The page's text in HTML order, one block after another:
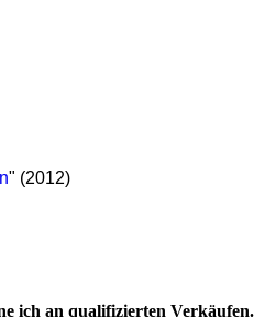
" (2012)
ich an qualifizierten Verkäufen.